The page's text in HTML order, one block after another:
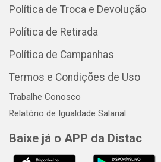
Política de Troca e Devolução
Política de Retirada
Política de Campanhas
Termos e Condições de Uso
Trabalhe Conosco
Relatório de Igualdade Salarial
Baixe já o APP da Distac